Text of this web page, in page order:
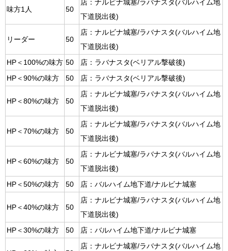
味方1人 50
店：ナルビナ城塞/ラバナスタ(バルハイム地
下道脱出後)
リーダー 50
店：ナルビナ城塞/ラバナスタ(バルハイム地
下道脱出後)
HP＜100%の味方 50
店：ラバナスタ(ベリアル撃破後)
HP＜90%の味方
50 店：ラバナスタ(ベリアル撃破後)
HP＜80%の味方 50
店：ナルビナ城塞/ラバナスタ(バルハイム地
下道脱出後)
HP＜70%の味方 50
店：ナルビナ城塞/ラバナスタ(バルハイム地
下道脱出後)
HP＜60%の味方 50
店：ナルビナ城塞/ラバナスタ(バルハイム地
下道脱出後)
HP＜50%の味方
50 店：バルハイム地下道/ナルビナ城塞
HP＜40%の味方 50
店：ナルビナ城塞/ラバナスタ(バルハイム地
下道脱出後)
HP＜30%の味方
50 店：バルハイム地下道/ナルビナ城塞
店：ナルビナ城塞/ラバナスタ(バルハイム地